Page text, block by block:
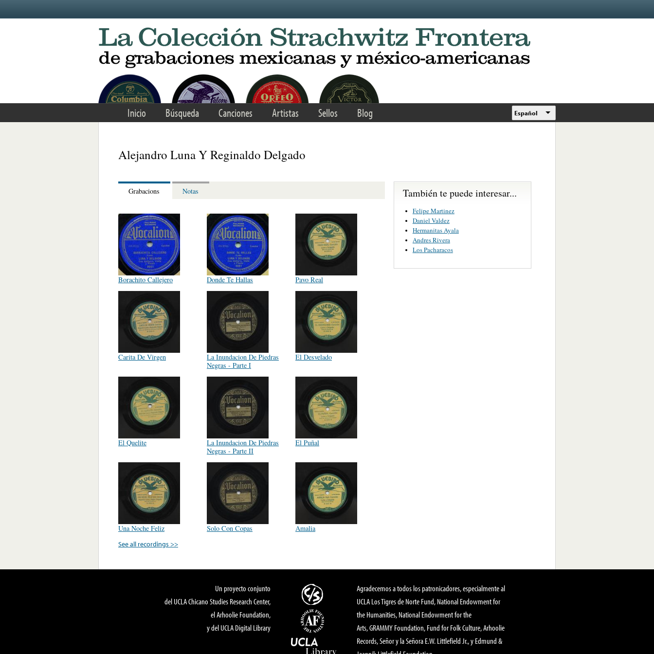
Inicio Búsqueda Canciones Artistas Sellos Blog Español
Alejandro Luna Y Reginaldo Delgado
Grabacions Notas
Borachito Callejero Donde Te Hallas Pavo Real
Carita De Virgen
La Inundacion De Piedras
Negras - Parte I
El Desvelado
El Quelite
La Inundacion De Piedras
Negras - Parte II
El Puñal
Una Noche Feliz Solo Con Copas
Amalia
See all recordings >>
También te puede interesar...
Felipe Martinez
Daniel Valdez
Hermanitas Ayala
Andres Rivera
Los Pacharacos
Un proyecto conjunto
del UCLA Chicano Studies Research Center,
el Arhoolie Foundation,
y del UCLA Digital Library
Agradecemos a todos los patronicadores, especialmente al
UCLA Los Tigres de Norte Fund, National Endowment for
the Humanities, National Endowment for the
Arts, GRAMMY Foundation, Fund for Folk Culture, Arhoolie
Records, Señor y la Señora E.W. Littlefield Jr., y Edmund &